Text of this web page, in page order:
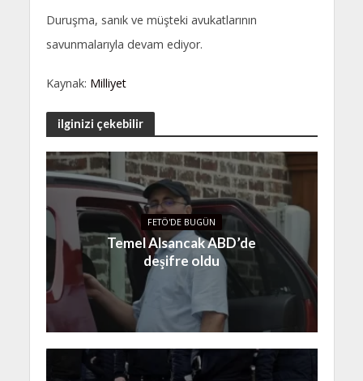
Duruşma, sanık ve müşteki avukatlarının
savunmalarıyla devam ediyor.
Kaynak: Milliyet
ilginizi çekebilir
FETÖ'DE BUGÜN
Temel Alsancak ABD’de
deşifre oldu